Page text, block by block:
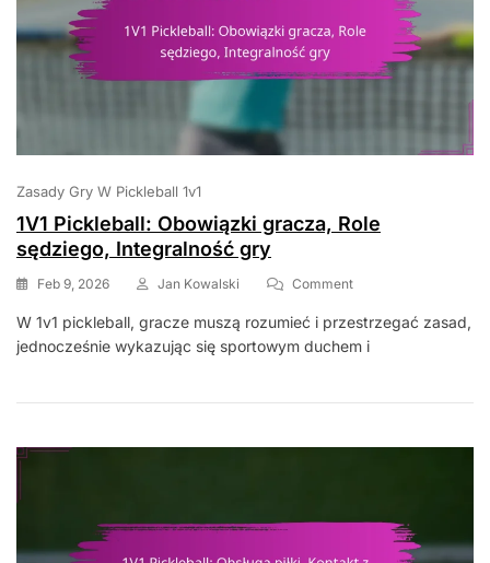
Zasady Gry W Pickleball 1v1
1V1 Pickleball: Obowiązki gracza, Role
sędziego, Integralność gry
Feb 9, 2026 Jan Kowalski CommentOn
Pickleball:
Obowiązki
Sędziego,
Gry
W 1v1 pickleball, gracze muszą rozumieć i przestrzegać zasad,
jednocześnie wykazując się sportowym duchem i